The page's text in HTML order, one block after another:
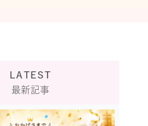
LATEST
最新記事